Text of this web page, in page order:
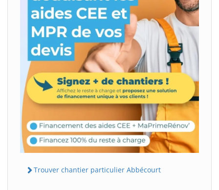
Trouver chantier particulier Abbécourt